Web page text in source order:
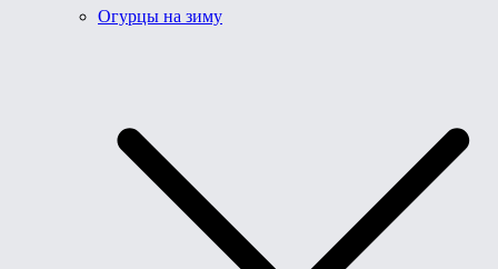
Огурцы на зиму